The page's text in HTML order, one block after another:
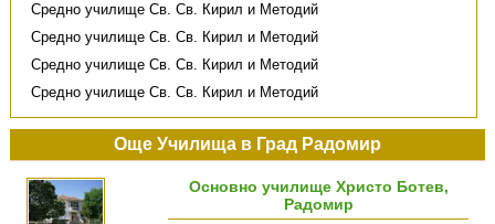
Средно училище Св. Св. Кирил и Методий
Средно училище Св. Св. Кирил и Методий
Средно училище Св. Св. Кирил и Методий
Средно училище Св. Св. Кирил и Методий
Още Училища в Град Радомир
Основно училище Христо Ботев,
Радомир